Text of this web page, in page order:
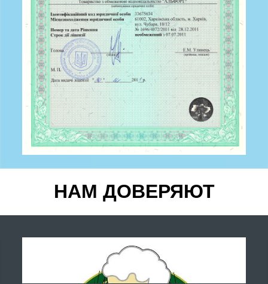
НАМ ДОВЕРЯЮТ
БЕСПЛАТНАЯ
КОНСУЛЬТАЦИЯ